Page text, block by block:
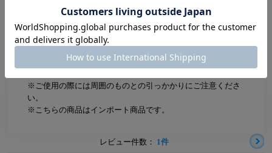
ATTENTION
※摩擦や引っ張り等により、破損するおそれがありますの
※ご使用の際には周囲のものとの引っかかりにご注意くださ
い。
※こちらの商品はインポート商品です。
レビュー件数： 1件